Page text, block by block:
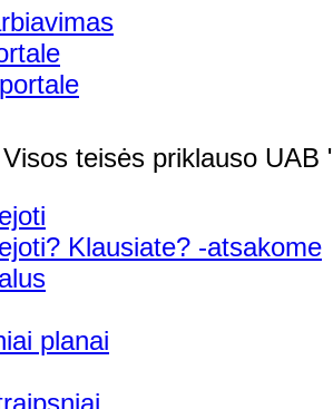
teisės priklauso UAB
Klausiate? -atsakome
planai